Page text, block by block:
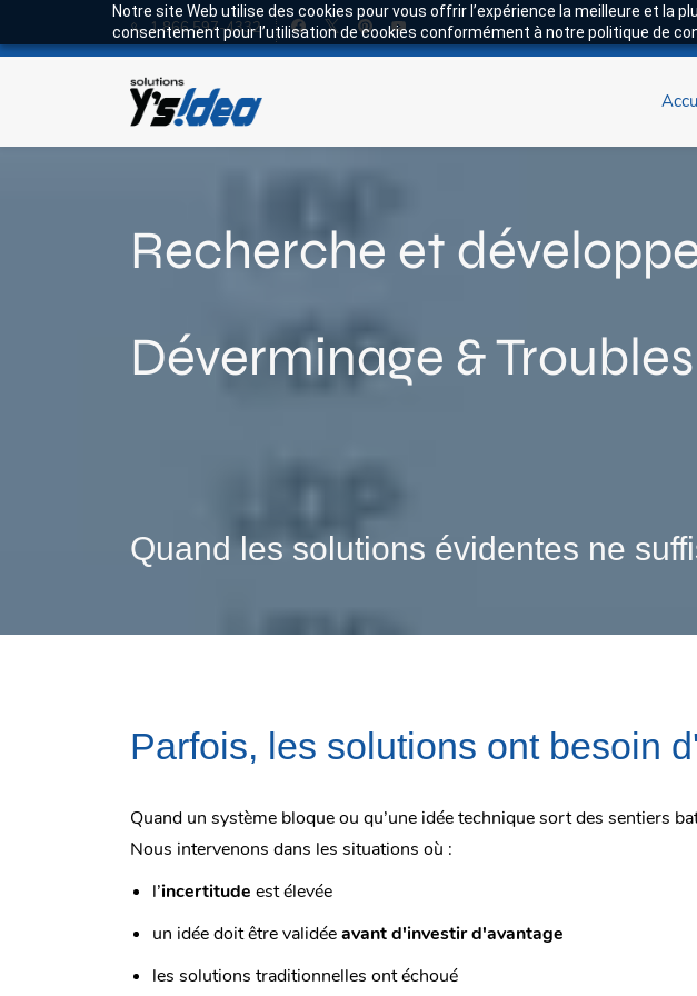
Notre site Web utilise des cookies pour vous offrir l’expérience la meilleure et la
consentement pour l’utilisation de cookies conformément à notre politique de
1 866 597-4332
Recherche et
Déverminage &
Quand les solutions évidentes ne
Parfois, les solutions ont besoin
Quand un système bloque ou qu’une idée technique sort des sentiers
Nous intervenons dans les situations où :
l’incertitude est élevée
un idée doit être validéeavant d'investir d'avantage
les solutions traditionnelles ont échoué